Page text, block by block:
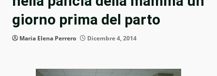
giorno prima del parto
Maria Elena Perrero Dicembre 4, 2014